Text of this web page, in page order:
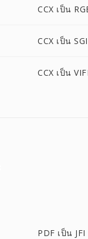
CCX เป็น
CCX เป็น SGI
CCX เป็น
PDF เป็น JFI